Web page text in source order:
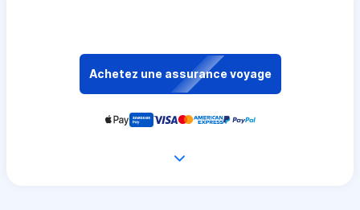
Achetez une assurance voyage